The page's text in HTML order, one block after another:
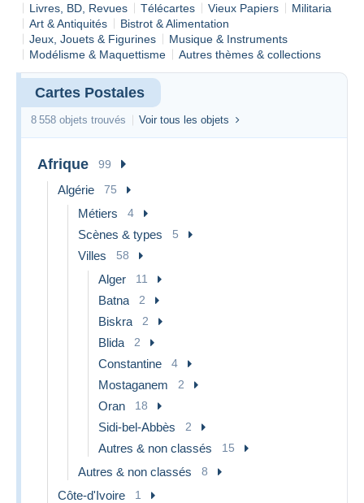
Livres, BD, Revues
Télécartes Vieux Papiers
Militaria
Art & Antiquités
Bistrot & Alimentation
Jeux, Jouets & Figurines
Musique & Instruments
Modélisme & Maquettisme
Autres thèmes & collections
Cartes Postales
8 558 objets trouvés Voir tous les objets
Afrique 99
Algérie 75
Métiers 4
Scènes & types 5
Villes 58
Alger 11
Batna 2
Biskra 2
Blida 2
Constantine 4
Mostaganem 2
Oran 18
Sidi-bel-Abbès 2
Autres & non classés 15
Autres & non classés 8
Côte-d'Ivoire 1